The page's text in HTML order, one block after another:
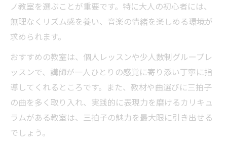
ノ教室を選ぶことが重要です。特に大人の初心者には、
無理なくリズム感を養い、音楽の情緒を楽しめる環境が
求められます。
おすすめの教室は、個人レッスンや少人数制グループレ
ッスンで、講師が一人ひとりの感覚に寄り添い丁寧に指
導してくれるところです。また、教材や曲選びに三拍子
の曲を多く取り入れ、実践的に表現力を磨けるカリキュ
ラムがある教室は、三拍子の魅力を最大限に引き出せる
でしょう。